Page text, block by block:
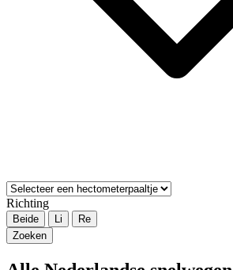
Richting
Beide Li
Re
Zoeken